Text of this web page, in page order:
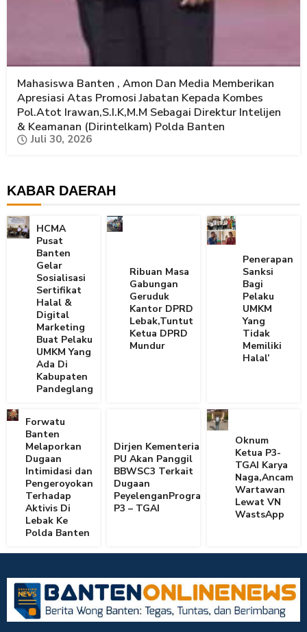
Mahasiswa Banten , Amon Dan Media Memberikan
Apresiasi Atas Promosi Jabatan Kepada Kombes
Pol.Atot Irawan,S.I.K,M.M Sebagai Direktur Intelijen
& Keamanan (Dirintelkam) Polda Banten
Juli 30, 2026
KABAR DAERAH
HCMA
Pusat
Banten
Gelar
Sosialisasi
Sertifikat
Halal &
Digital
Marketing
Buat Pelaku
UMKM Yang
Ada Di
Kabupaten
Pandeglang
Ribuan Masa
Gabungan
Geruduk
Kantor DPRD
Lebak,Tuntut
Ketua DPRD
Mundur
Penerapan
Sanksi
Bagi
Pelaku
UMKM
Yang
Tidak
Memiliki
Halal’
Forwatu
Banten
Melaporkan
Dugaan
Intimidasi dan
Pengeroyokan
Terhadap
Aktivis Di
Lebak Ke
Polda Banten
Dirjen Kementerian
PU Akan Panggil
BBWSC3 Terkait
Dugaan
PeyelenganProgram
P3 – TGAI
Oknum
Ketua P3-
TGAI Karya
Naga,Ancam
Wartawan
Lewat VN
WastsApp